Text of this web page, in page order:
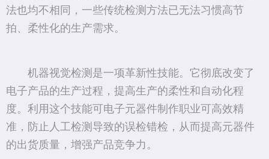
法也均不相同，一些传统检测方法已无法习惯高节
拍、柔性化的生产需求。
机器视觉检测是一项革新性技能。它彻底改变了
电子产品的生产过程，提高生产的柔性和自动化程
度。利用这个技能可电子元器件制作职业可高效精
准，防止人工检测导致的误检错检，从而提高元器件
的出货质量，增强产品竞争力。